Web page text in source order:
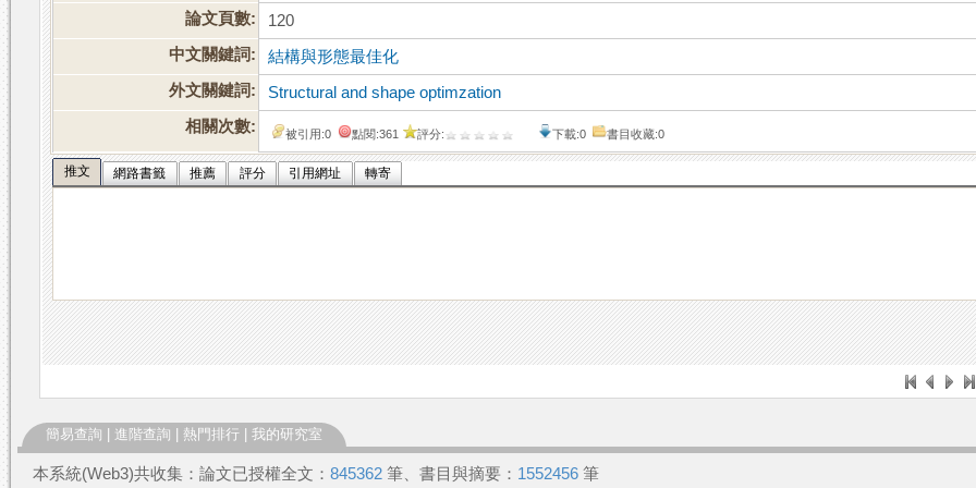
論文頁數:
120
中文關鍵詞:
結構與形態最佳化
外文關鍵詞:
Structural and shape optimzation
相關次數:
被引用:0 點閱:361 評分: 下載:0 書目收藏:0
推文 網路書籤 推薦 評分 引用網址 轉寄
簡易查詢 進階查詢 熱門排行 我的研究室
本系統(Web3)共收集：論文已授權全文： 845362 筆、書目與摘要： 1552456 筆